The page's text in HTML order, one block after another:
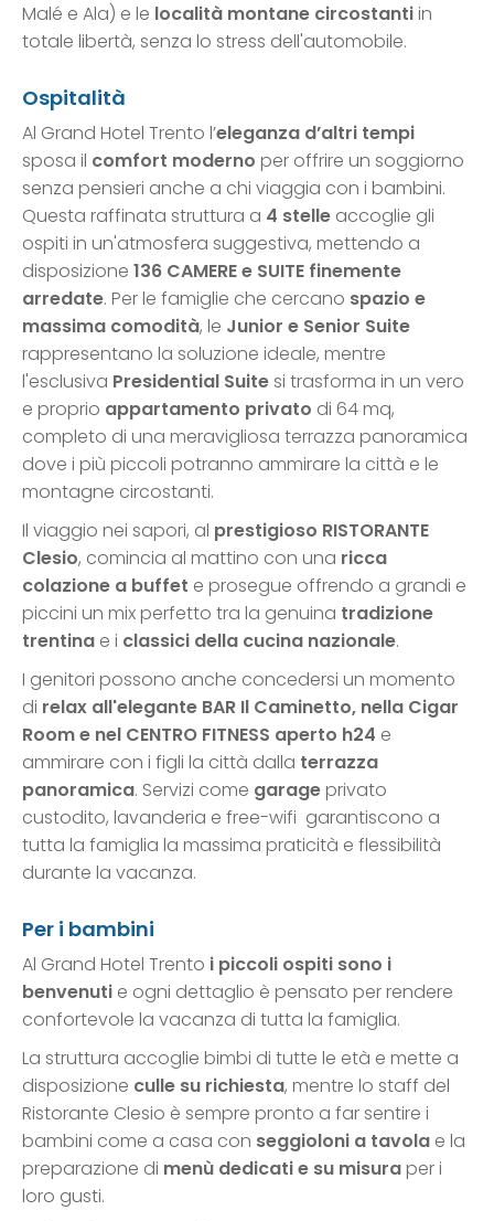
Malé e Ala) e le località montane circostantiin
totale libertà, senza lo stress dell'automobile.
Ospitalità
Al Grand Hotel Trento l’eleganza d’altri tempi
sposa il comfort moderno per offrire un soggiorno
senza pensieri anche a chi viaggia con i bambini.
Questa raffinata struttura a 4 stelle accoglie gli
ospiti in un'atmosfera suggestiva, mettendo a
disposizione 136 CAMERE e SUITE finemente
arredate. Per le famiglie che cercano spazio e
massima comodità, le Junior e Senior Suite
rappresentano la soluzione ideale, mentre
l'esclusiva Presidential Suitesi trasforma in un vero
e proprio appartamento privato di 64 mq,
completo di una meravigliosa terrazza panoramica
dove i più piccoli potranno ammirare la città e le
montagne circostanti.
Il viaggio nei sapori, al prestigioso RISTORANTE
Clesio, comincia al mattino con una ricca
colazione a buffet e prosegue offrendo a grandi e
piccini un mix perfetto tra la genuina tradizione
trentina e i classici della cucina nazionale.
I genitori possono anche concedersi un momento
di relax all'elegante BAR Il Caminetto, nella Cigar
Room e nel CENTRO FITNESS aperto h24 e
ammirare con i figli la città dalla terrazza
panoramica. Servizi come garageprivato
custodito, lavanderia e free-wifi garantiscono a
tutta la famiglia la massima praticità e flessibilità
durante la vacanza.
Per i bambini
Al Grand Hotel Trento i piccoli ospiti sono i
benvenuti e ogni dettaglio è pensato per rendere
confortevole la vacanza di tutta la famiglia.
La struttura accoglie bimbi di tutte le età e mette a
disposizione culle su richiesta, mentre lo staff del
Ristorante Clesio è sempre pronto a far sentire i
bambini come a casa con seggioloni a tavola e la
preparazione di menù dedicati e su misuraper i
loro gusti.